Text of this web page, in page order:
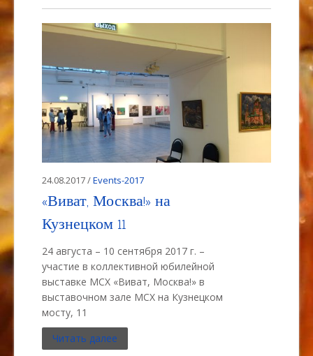
24.08.2017 /Events-2017
«Виват, Москва!» на
Кузнецком 11
24 августа – 10 сентября 2017 г. –
участие в коллективной юбилейной
выставке МСХ «Виват, Москва!» в
выставочном зале МСХ на Кузнецком
мосту, 11
Читать далее